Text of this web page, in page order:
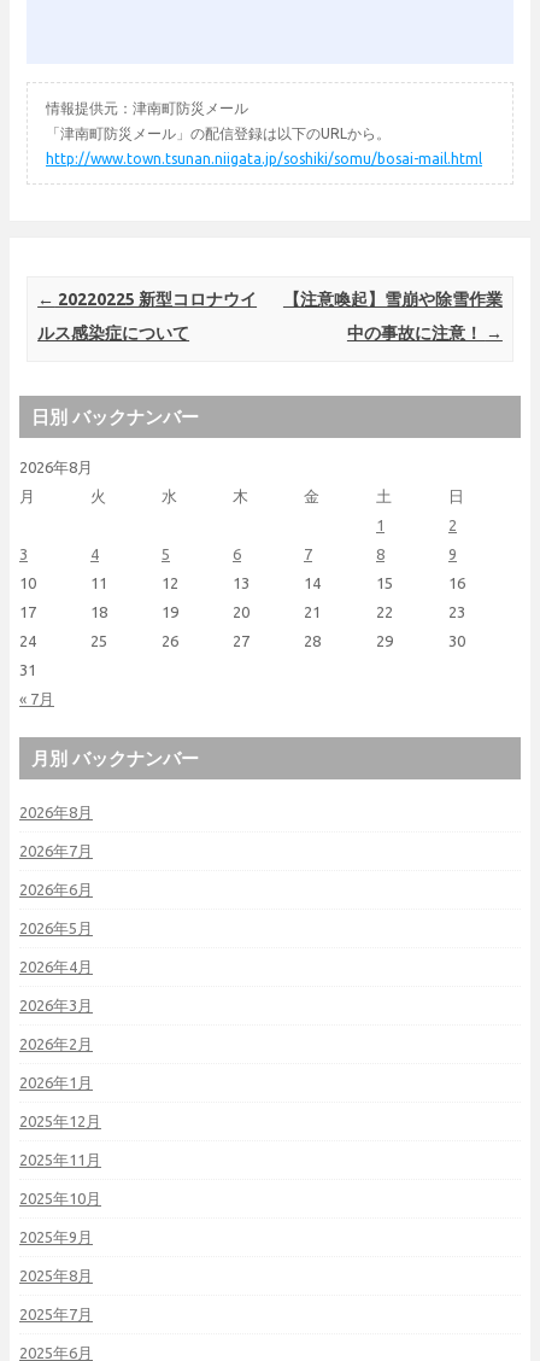
情報提供元：津南町防災メール
「津南町防災メール」の配信登録は以下のURLから。
http://www.town.tsunan.niigata.jp/soshiki/somu/bosai-mail.html
Post navigation
← 20220225 新型コロナウイ
ルス感染症について
【注意喚起】雪崩や除雪作業
中の事故に注意！
→
日別 バックナンバー
2026年8月
月
火 水 木 金 土 日
« 7月
1
2
3
4 5 6 7 8
9
10
11 12 13 14 15
16
17
18 19 20 21 22
23
24
25 26 27 28 29
30
31
月別 バックナンバー
2026年8月
2026年7月
2026年6月
2026年5月
2026年4月
2026年3月
2026年2月
2026年1月
2025年12月
2025年11月
2025年10月
2025年9月
2025年8月
2025年7月
2025年6月